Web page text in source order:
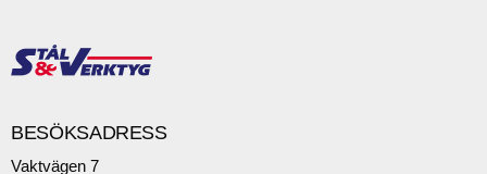
BESÖKSADRESS
Vaktvägen 7